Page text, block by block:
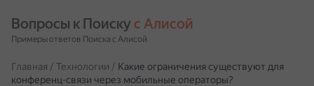
Вопросы к Поиску с Алисой
Примеры ответов Поиска с Алисой
Главная / Технологии / Какие ограничения существуют для
конференц-связи через мобильные операторы?